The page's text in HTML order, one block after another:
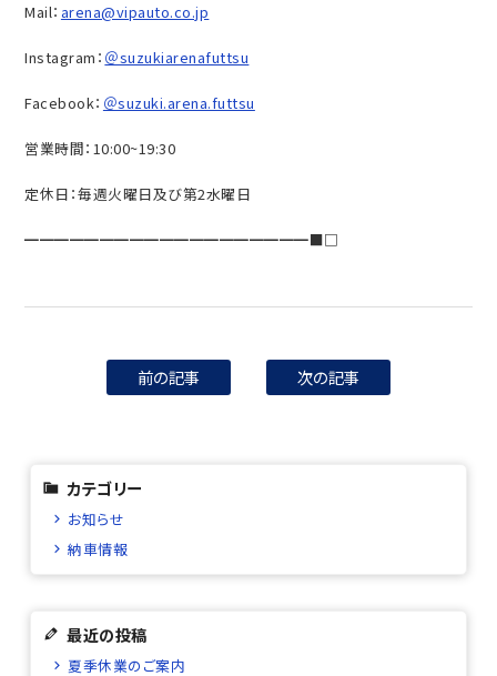
Mail： arena@vipauto.co.jp
Instagram： ＠suzukiarenafuttsu
Facebook： ＠suzuki.arena.futtsu
営業時間：10:00~19:30
定休日：毎週火曜日及び第2水曜日
━━━━━━━━━━━━━━━━━━━■□
前の記事 次の記事
カテゴリー
お知らせ
納車情報
最近の投稿
夏季休業のご案内